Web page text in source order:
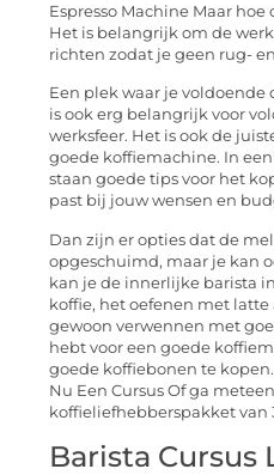
Espresso Machine Maar
Het is belangrijk om de
richten zodat je geen rug-
Een plek waar je
is ook erg belangrijk voor
werksfeer. Het is ook de
goede koffiemachine. In
staan goede tips voor het
past bij jouw wensen en
Dan zijn er opties dat de
opgeschuimd, maar je kan
kan je de innerlijke barista
koffie, het oefenen met
gewoon verwennen met
hebt voor een goede
goede koffiebonen te
Nu Een Cursus Of ga
koffieliefhebberspakket van
Barista Cursus